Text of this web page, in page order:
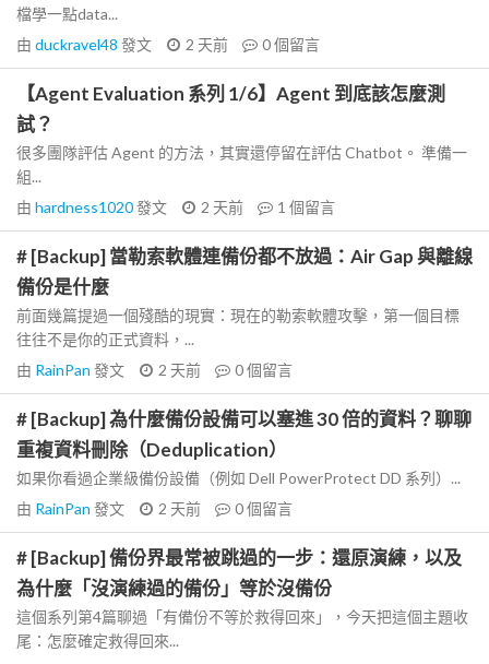
檔學一點data...
由 duckravel48 發文 2 天前 0個留言
【Agent Evaluation 系列 1/6】Agent 到底該怎麼測
試？
很多團隊評估 Agent 的方法，其實還停留在評估 Chatbot。 準備一
組...
由 hardness1020發文 2 天前 1 個留言
# [Backup] 當勒索軟體連備份都不放過：Air Gap 與離線
備份是什麼
前面幾篇提過一個殘酷的現實：現在的勒索軟體攻擊，第一個目標
往往不是你的正式資料，...
由 RainPan 發文 2 天前 0個留言
# [Backup] 為什麼備份設備可以塞進 30 倍的資料？聊聊
重複資料刪除（Deduplication）
如果你看過企業級備份設備（例如 Dell PowerProtect DD 系列）...
由 RainPan 發文 2 天前 0個留言
# [Backup] 備份界最常被跳過的一步：還原演練，以及
為什麼「沒演練過的備份」等於沒備份
這個系列第4篇聊過「有備份不等於救得回來」，今天把這個主題收
尾：怎麼確定救得回來...